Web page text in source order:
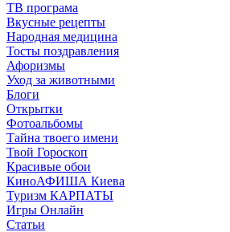
ТВ програма
Вкусные рецепты
Народная медицина
Тосты поздравления
Афоризмы
Уход за животными
Блоги
Открытки
Фотоальбомы
Тайна твоего имени
Твой Гороскоп
Красивые обои
КиноАФИША Киева
Туризм КАРПАТЫ
Игры Онлайн
Статьи